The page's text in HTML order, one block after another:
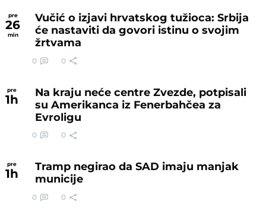
pre
26
min
Vučić o izjavi hrvatskog tužioca: Srbija
će nastaviti da govori istinu o svojim
žrtvama
0 0
pre
1h
Na kraju neće centre Zvezde, potpisali
su Amerikanca iz Fenerbahčea za
Evroligu
0 0
pre
1h
Tramp negirao da SAD imaju manjak
municije
0 0